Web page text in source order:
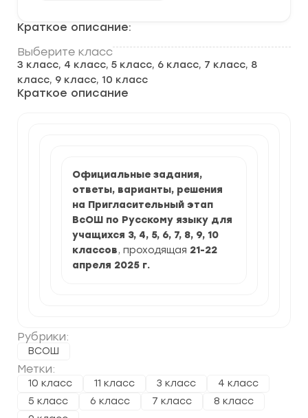
Краткое описание:
Выберите класс
3 класс, 4 класс, 5 класс, 6 класс, 7 класс, 8
класс, 9 класс, 10 класс
Краткое описание
Официальные задания,
ответы, варианты, решения
на Пригласительный этап
ВсОШ по Русскому языку для
учащихся 3, 4, 5, 6, 7, 8, 9, 10
классов, проходящая 21-22
апреля 2025 г.
Рубрики:
ВСОШ
Метки:
10 класс 11 класс 3 класс
4 класс
5 класс
6 класс 7 класс
8 класс
Пригласительный
этап
ВСОШ
по
Русскому
языку
2025-
2026